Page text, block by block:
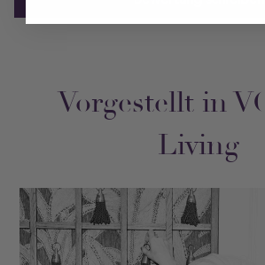
Vorgestellt in
Living